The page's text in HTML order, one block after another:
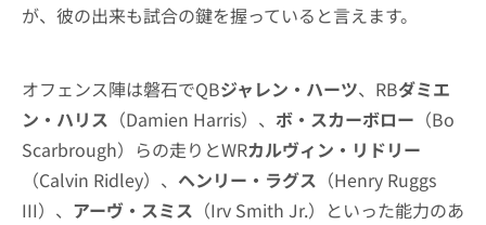
が、彼の出来も試合の鍵を握っていると言えます。
オフェンス陣は磐石でQBジャレン・ハーツ、RBダミエ
ン・ハリス （Damien Harris）、 ボ・スカーボロー （Bo
Scarbrough）らの走りとWRカルヴィン・リドリー
（Calvin Ridley）、 ヘンリー・ラグス （Henry Ruggs
III）、 アーヴ・スミス （Irv Smith Jr.）といった能力のあ